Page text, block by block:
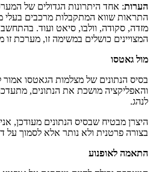
: אחד היתרונות הגדולים של המערכת
שווא המתקבלות מרכבים בעלי
כושלים במשימה זו, מערכת זו
הנתונים של מצלמות הגאטסו אמור
מושכת את הנתונים, מתעדכנת
מבטיח שבסיס הנתונים מעודכן, אני
פרטנית ולא נותר אלא לסמוך על דבריו
לאופנוע